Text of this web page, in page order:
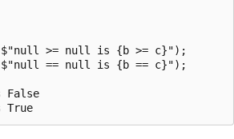
>= null is {b >= c}");
== null is {b == c}");